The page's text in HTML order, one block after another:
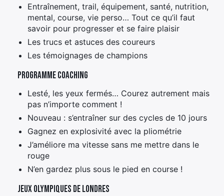
Entraînement, trail, équipement, santé, nutrition,
mental, course, vie perso… Tout ce qu’il faut
savoir pour progresser et se faire plaisir
Les trucs et astuces des coureurs
Les témoignages de champions
Programme coaching
Lesté, les yeux fermés… Courez autrement mais
pas n’importe comment !
Nouveau : s’entraîner sur des cycles de 10 jours
Gagnez en explosivité avec la pliométrie
J’améliore ma vitesse sans me mettre dans le
rouge
N’en gardez plus sous le pied en course !
Jeux olympiques de Londres